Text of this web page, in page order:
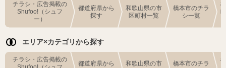
チラシ・広告掲載の
Shufoo!（シュフ
ー）
都道府県から
探す
和歌山県の市
区町村一覧
橋本市のチラ
シ一覧
エリア×カテゴリから探す
チラシ・広告掲載の
都道府県から
和歌山県の市
橋本市のチラ